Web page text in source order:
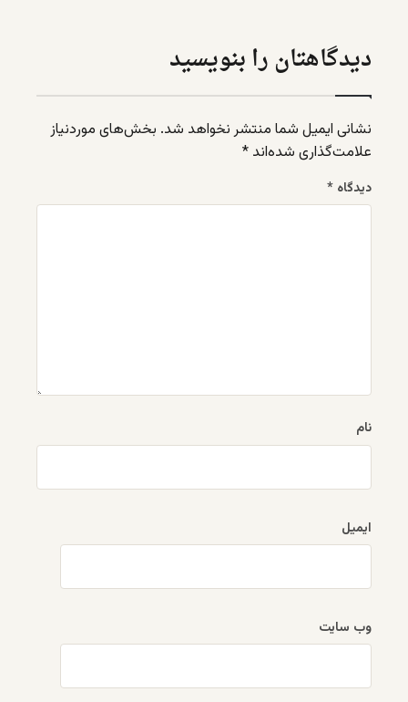
دیدگاهتان را بنویسید
نشانی ایمیل شما منتشر نخواهد شد. بخش‌های موردنیاز
علامت‌گذاری شده‌اند *
دیدگاه *
نام
ایمیل
وب‌ سایت